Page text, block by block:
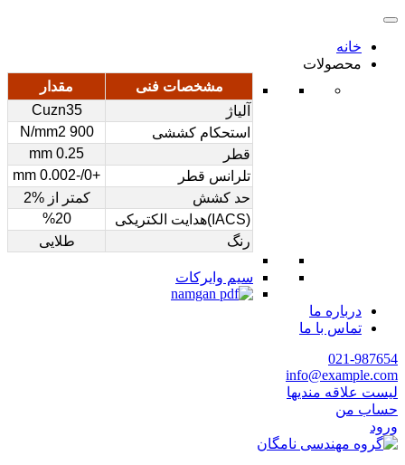
خانه
محصولات
مشخصات فنی
مقدار
آلیاژ
Cuzn35
استحکام کششی
900 N/mm2
قطر
0.25 mm
تلرانس قطر
+0/-0.002 mm
حد کشش
کمتر از %2
(IACS)هدایت الکتریکی
%20
رنگ
طلایی
سیم وایرکات
درباره ما
تماس با ما
021-987654
info@example.com
لیست علاقه مندیها
حساب من
ورود